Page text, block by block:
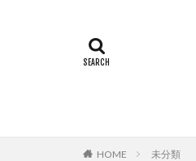
HOME 未分類